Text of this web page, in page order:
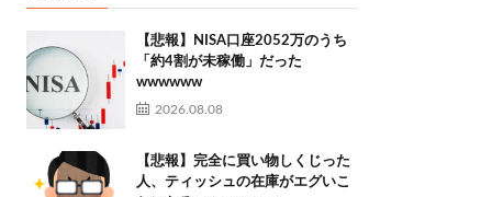
【悲報】NISA口座2052万のうち
「約4割が未稼働」だった
wwwwww
2026.08.08
【悲報】完全に買い物しくじった
人、ティッシュの在庫がエグいこ